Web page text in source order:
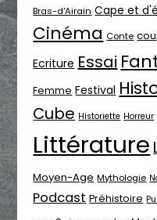
Bras-d'Airain Cape et
Cinéma Conte
Ecriture Essai
Femme Festival
Cube Historiette Horreur
Littérature
Moyen-Age Mythologie
Podcast Préhistoire